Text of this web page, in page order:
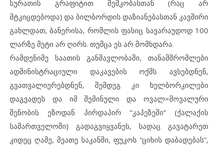
სურათის გრაფიტით შემკობასთან (რაც არ
მტკიცდებოდა) და ბილბორდის დაზიანებასთან კავშირი
გახლდათ, ბანერისა, რომლის ფასიც სავარაუდოდ 100
ლარზე მეტი არ ღირს. თუმცა ეს არ მომხდარა.
რამდენიმე საათის განმავლობაში, თანამშრომლები
ადმინისტრაციული დაკავების ოქმს ავსებდნენ,
გვათვალიერებდნენ, შემდეგ კი ხელბორკილები
დაგვადეს და იმ შემინული და ოვალ=მოვალური
შენობის ეზოდან პირდაპირ “კაპეზეში” (ქალაქის
სამართველოში) გადაგვიყვანეს, სადაც გავატარეთ
კიდეც ღამე, მეათე საკანში, ფუკოს “ციხის დაბადებას”,